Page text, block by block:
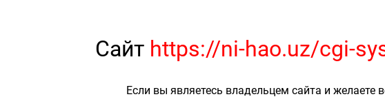
Сайт https://ni-hao.uz/cgi-
Если вы являетесь владельцем сайта и желаете